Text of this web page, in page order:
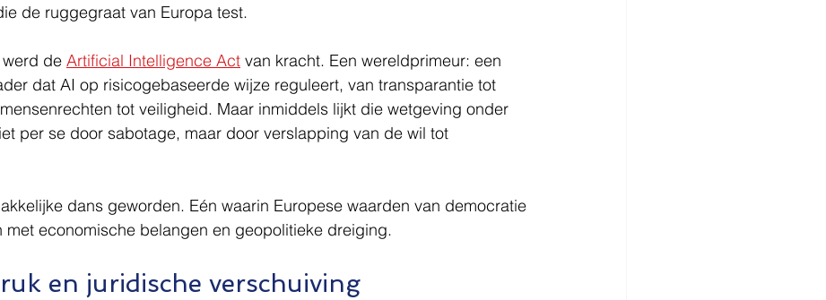
de ruggegraat van Europa test.
de Artificial Intelligence Act van kracht. Een wereldprimeur: een
dat AI op risicogebaseerde wijze reguleert, van transparantie tot
tot veiligheid. Maar inmiddels lijkt die wetgeving onder
per se door sabotage, maar door verslapping van de wil tot
dans geworden. Eén waarin Europese waarden van democratie
met economische belangen en geopolitieke dreiging.
en juridische verschuiving